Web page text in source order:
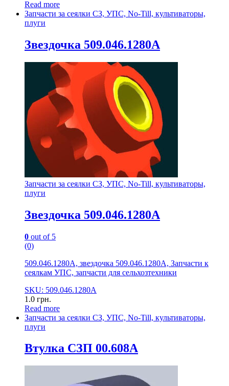
Read more
Запчасти за сеялки СЗ, УПС, No-Till, культиваторы,
плуги
Звездочка 509.046.1280А
Запчасти за сеялки СЗ, УПС, No-Till, культиваторы,
плуги
Звездочка 509.046.1280А
0 out of 5
(0)
509.046.1280А, звездочка 509.046.1280А, Запчасти к
сеялкам УПС, запчасти для сельхозтехники
SKU: 509.046.1280А
1.0 грн.
Read more
Запчасти за сеялки СЗ, УПС, No-Till, культиваторы,
плуги
Втулка СЗП 00.608А